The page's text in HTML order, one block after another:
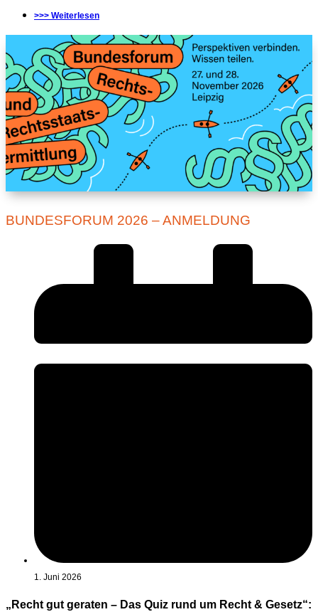
>>> Weiterlesen
BUNDESFORUM 2026 – ANMELDUNG
1. Juni 2026
„Recht gut geraten – Das Quiz rund um Recht & Gesetz“: